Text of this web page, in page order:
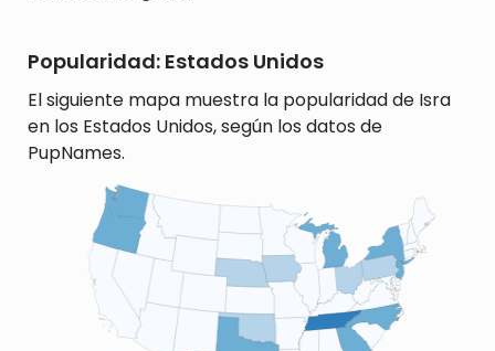
Popularidad: Estados Unidos
El siguiente mapa muestra la popularidad de Isra
en los Estados Unidos, según los datos de
PupNames.